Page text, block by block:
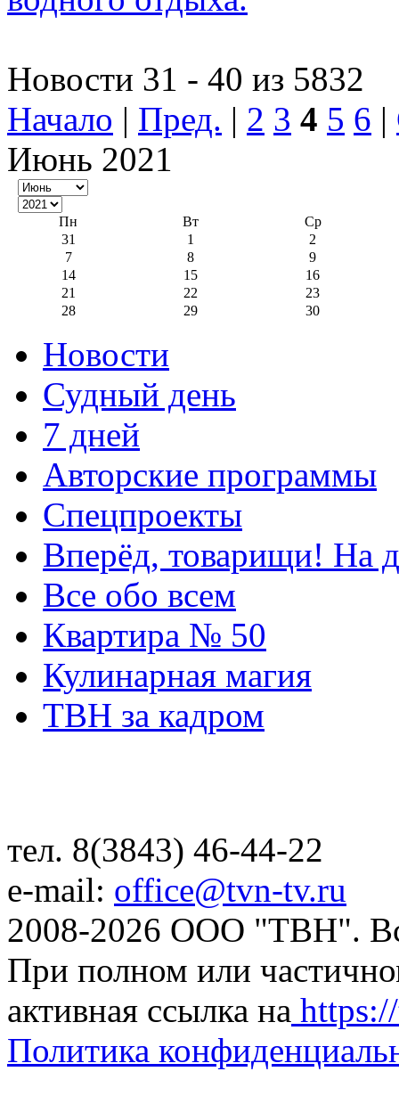
Новости 31 - 40 из 5832
Начало | Пред. | 2 3 4 5 6 |
Июнь 2021
Пн Вт
Ср
31
1
2
7
8
9
14
15
16
21
22
23
28
29 30
Новости
Судный день
7 дней
Авторские программы
Спецпроекты
Вперёд, товарищи! На
Все обо всем
Квартира № 50
Кулинарная магия
ТВН за кадром
тел. 8(3843) 46-44-22
e-mail: office@tvn-tv.ru
2008-2026 ООО "ТВН".
При полном или
активная ссылка на
Политика